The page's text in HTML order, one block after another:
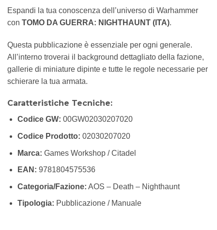
Espandi la tua conoscenza dell’universo di Warhammer
con TOMO DA GUERRA: NIGHTHAUNT (ITA).
Questa pubblicazione è essenziale per ogni generale.
All’interno troverai il background dettagliato della fazione,
gallerie di miniature dipinte e tutte le regole necessarie per
schierare la tua armata.
Caratteristiche Tecniche:
Codice GW: 00GW02030207020
Codice Prodotto: 02030207020
Marca: Games Workshop / Citadel
EAN: 9781804575536
Categoria/Fazione: AOS – Death – Nighthaunt
Tipologia: Pubblicazione / Manuale